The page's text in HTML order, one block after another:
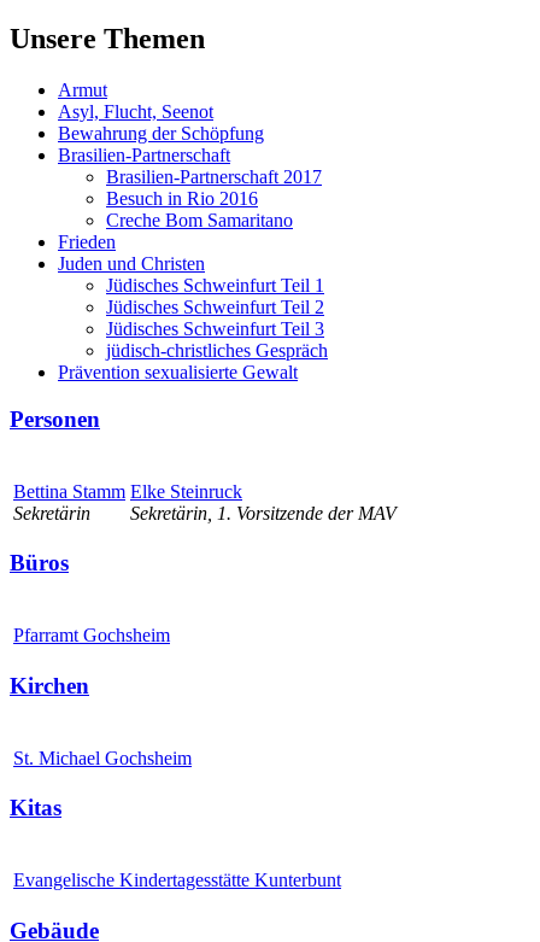
Unsere Themen
Armut
Asyl, Flucht, Seenot
Bewahrung der Schöpfung
Brasilien-Partnerschaft
Brasilien-Partnerschaft 2017
Besuch in Rio 2016
Creche Bom Samaritano
Frieden
Juden und Christen
Jüdisches Schweinfurt Teil 1
Jüdisches Schweinfurt Teil 2
Jüdisches Schweinfurt Teil 3
jüdisch-christliches Gespräch
Prävention sexualisierte Gewalt
Personen
Bettina Stamm
Sekretärin
Elke Steinruck
Sekretärin, 1. Vorsitzende der MAV
Büros
Pfarramt Gochsheim
Kirchen
St. Michael Gochsheim
Kitas
Evangelische Kindertagesstätte Kunterbunt
Gebäude